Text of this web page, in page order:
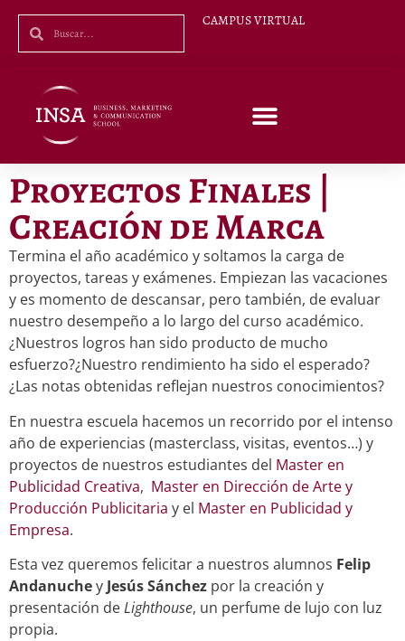
CAMPUS VIRTUAL
Proyectos Finales |
Creación de Marca
Termina el año académico y soltamos la carga de
proyectos, tareas y exámenes. Empiezan las vacaciones
y es momento de descansar, pero también, de evaluar
nuestro desempeño a lo largo del curso académico.
¿Nuestros logros han sido producto de mucho
esfuerzo?¿Nuestro rendimiento ha sido el esperado?
¿Las notas obtenidas reflejan nuestros conocimientos?
En nuestra escuela hacemos un recorrido por el intenso
año de experiencias (masterclass, visitas, eventos…) y
proyectos de nuestros estudiantes del Master en
Publicidad Creativa, Master en Dirección de Arte y
Producción Publicitaria y el Master en Publicidad y
Empresa.
Esta vez queremos felicitar a nuestros alumnos Felip
Andanuchey Jesús Sánchez por la creación y
presentación deLighthouse, un perfume de lujo con luz
propia.